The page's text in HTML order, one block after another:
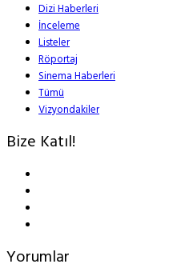
Dizi Haberleri
İnceleme
Listeler
Röportaj
Sinema Haberleri
Tümü
Vizyondakiler
Bize Katıl!
Yorumlar